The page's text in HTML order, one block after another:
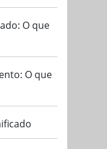
O que
O que